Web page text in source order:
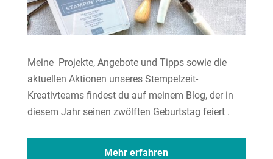
Meine Projekte, Angebote und Tipps sowie die
aktuellen Aktionen unseres Stempelzeit-
Kreativteams findest du auf meinem Blog, der in
diesem Jahr seinen zwölften Geburtstag feiert .
Mehr erfahren